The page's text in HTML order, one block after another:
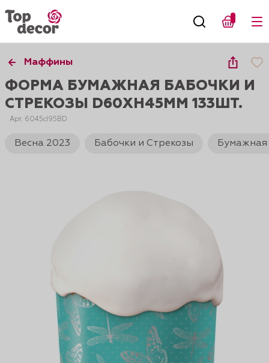
Маффины
ФОРМА БУМАЖНАЯ БАБОЧКИ И
СТРЕКОЗЫ D60XH45ММ 133ШТ.
Арт. 6045cI95BD
Весна 2023 Бабочки и Стрекозы